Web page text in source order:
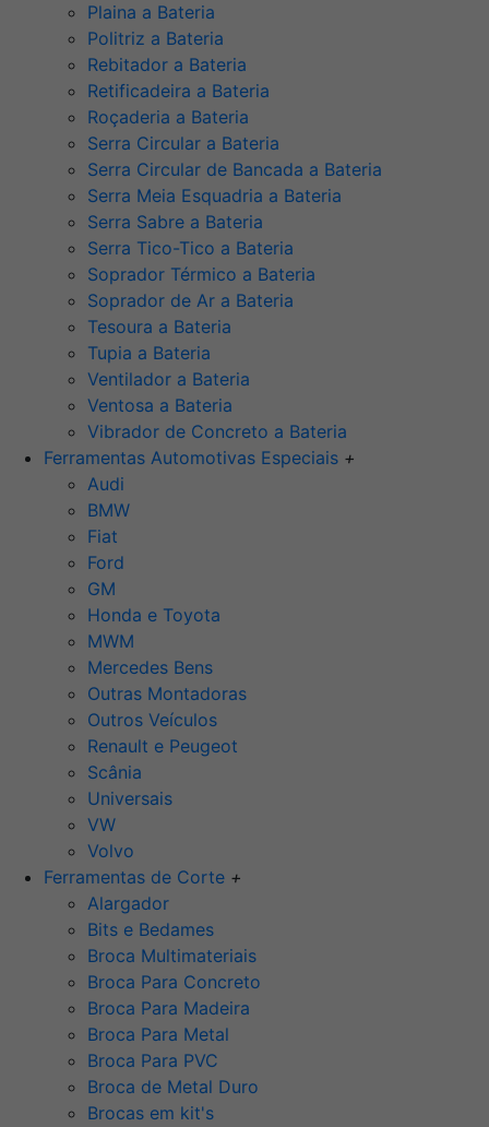
Plaina a Bateria
Politriz a Bateria
Rebitador a Bateria
Retificadeira a Bateria
Roçaderia a Bateria
Serra Circular a Bateria
Serra Circular de Bancada a Bateria
Serra Meia Esquadria a Bateria
Serra Sabre a Bateria
Serra Tico-Tico a Bateria
Soprador Térmico a Bateria
Soprador de Ar a Bateria
Tesoura a Bateria
Tupia a Bateria
Ventilador a Bateria
Ventosa a Bateria
Vibrador de Concreto a Bateria
Ferramentas Automotivas Especiais +
Audi
BMW
Fiat
Ford
GM
Honda e Toyota
MWM
Mercedes Bens
Outras Montadoras
Outros Veículos
Renault e Peugeot
Scânia
Universais
VW
Volvo
Ferramentas de Corte +
Alargador
Bits e Bedames
Broca Multimateriais
Broca Para Concreto
Broca Para Madeira
Broca Para Metal
Broca Para PVC
Broca de Metal Duro
Brocas em kit's